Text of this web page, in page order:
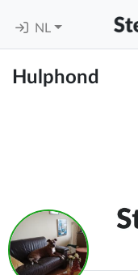
NL
Hulphond